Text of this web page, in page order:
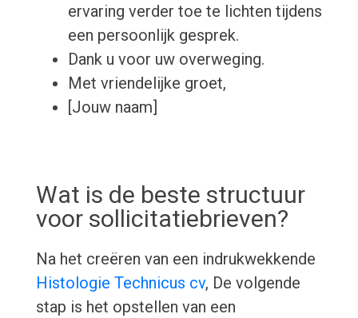
ervaring verder toe te lichten tijdens
een persoonlijk gesprek.
Dank u voor uw overweging.
Met vriendelijke groet,
[Jouw naam]
Wat is de beste structuur
voor sollicitatiebrieven?
Na het creëren van een indrukwekkende
Histologie Technicus cv, De volgende
stap is het opstellen van een